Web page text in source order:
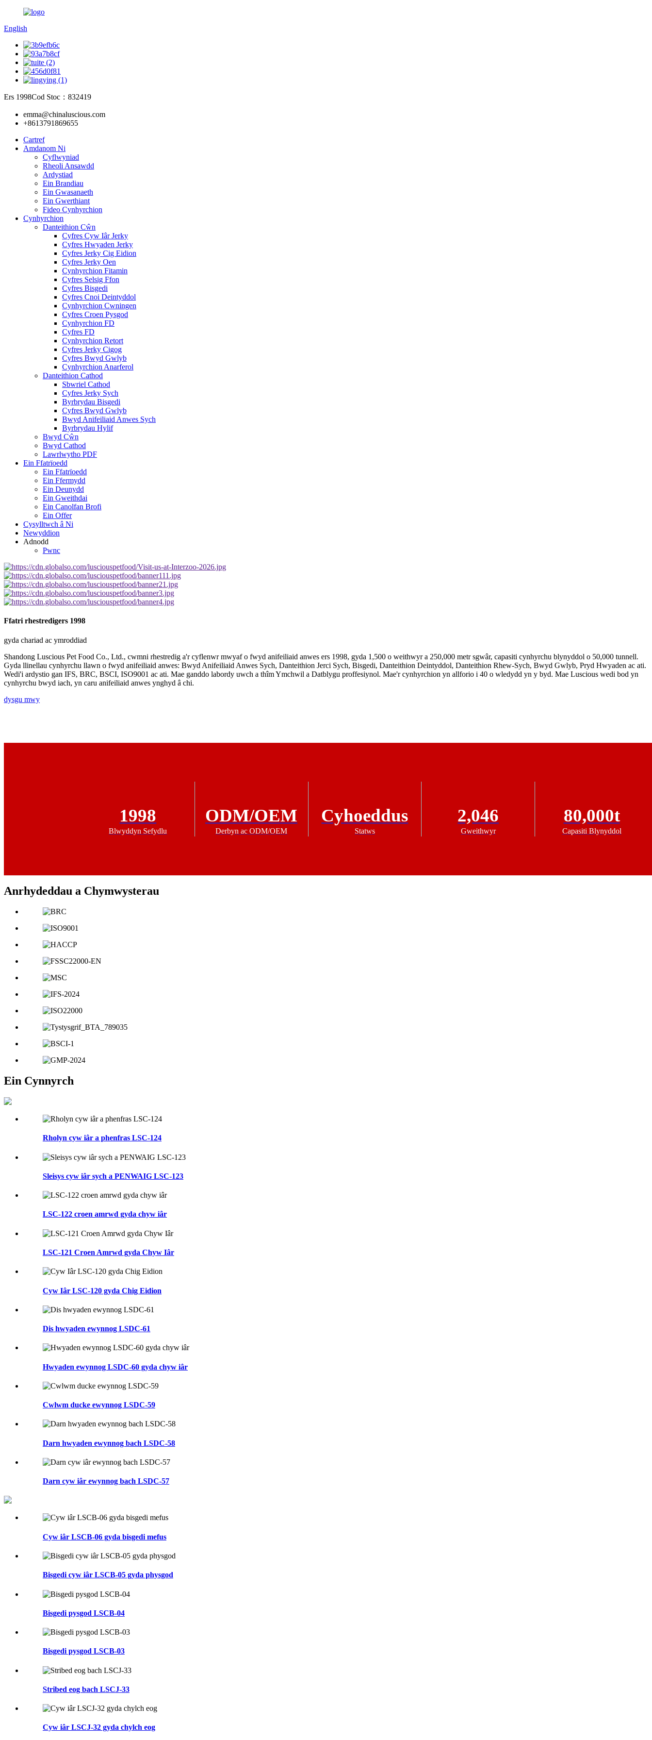
English
Ers 1998Cod Stoc：832419
emma@chinaluscious.com
+8613791869655
Cartref
Amdanom Ni
Cyflwyniad
Rheoli Ansawdd
Ardystiad
Ein Brandiau
Ein Gwasanaeth
Ein Gwerthiant
Fideo Cynhyrchion
Cynhyrchion
Danteithion Cŵn
Cyfres Cyw Iâr Jerky
Cyfres Hwyaden Jerky
Cyfres Jerky Cig Eidion
Cyfres Jerky Oen
Cynhyrchion Fitamin
Cyfres Selsig Ffon
Cyfres Bisgedi
Cyfres Cnoi Deintyddol
Cynhyrchion Cwningen
Cyfres Croen Pysgod
Cynhyrchion FD
Cyfres FD
Cynhyrchion Retort
Cyfres Jerky Cigog
Cyfres Bwyd Gwlyb
Cynhyrchion Anarferol
Danteithion Cathod
Sbwriel Cathod
Cyfres Jerky Sych
Byrbrydau Bisgedi
Cyfres Bwyd Gwlyb
Bwyd Anifeiliaid Anwes Sych
Byrbrydau Hylif
Bwyd Cŵn
Bwyd Cathod
Lawrlwytho PDF
Ein Ffatrïoedd
Ein Ffatrïoedd
Ein Ffermydd
Ein Deunydd
Ein Gweithdai
Ein Canolfan Brofi
Ein Offer
Cysylltwch â Ni
Newyddion
Adnodd
Pwnc
Ffatri rhestredigers 1998
gyda chariad ac ymroddiad
Shandong Luscious Pet Food Co., Ltd., cwmni rhestredig a'r cyflenwr mwyaf o fwyd anifeiliaid anwes ers 1998, gyda 1,500 o weithwyr a 250,000 metr sgwâr, capasiti cynhyrchu blynyddol o 50,000 tunnell.
Gyda llinellau cynhyrchu llawn o fwyd anifeiliaid anwes: Bwyd Anifeiliaid Anwes Sych, Danteithion Jerci Sych, Bisgedi, Danteithion Deintyddol, Danteithion Rhew-Sych, Bwyd Gwlyb, Pryd Hwyaden ac ati.
Wedi'i ardystio gan IFS, BRC, BSCI, ISO9001 ac ati. Mae ganddo labordy uwch a thîm Ymchwil a Datblygu proffesiynol. Mae'r cynhyrchion yn allforio i 40 o wledydd yn y byd. Mae Luscious wedi bod yn
cynhyrchu bwyd iach, yn caru anifeiliaid anwes ynghyd â chi.
dysgu mwy
1998
Blwyddyn Sefydlu
ODM/OEM
Derbyn ac ODM/OEM
Cyhoeddus
Statws
2,046
Gweithwyr
80,000t
Capasiti Blynyddol
Anrhydeddau a Chymwysterau
Ein Cynnyrch
Rholyn cyw iâr a phenfras LSC-124
Sleisys cyw iâr sych a PENWAIG LSC-123
LSC-122 croen amrwd gyda chyw iâr
LSC-121 Croen Amrwd gyda Chyw Iâr
Cyw Iâr LSC-120 gyda Chig Eidion
Dis hwyaden ewynnog LSDC-61
Hwyaden ewynnog LSDC-60 gyda chyw iâr
Cwlwm ducke ewynnog LSDC-59
Darn hwyaden ewynnog bach LSDC-58
Darn cyw iâr ewynnog bach LSDC-57
Cyw iâr LSCB-06 gyda bisgedi mefus
Bisgedi cyw iâr LSCB-05 gyda physgod
Bisgedi pysgod LSCB-04
Bisgedi pysgod LSCB-03
Stribed eog bach LSCJ-33
Cyw iâr LSCJ-32 gyda chylch eog